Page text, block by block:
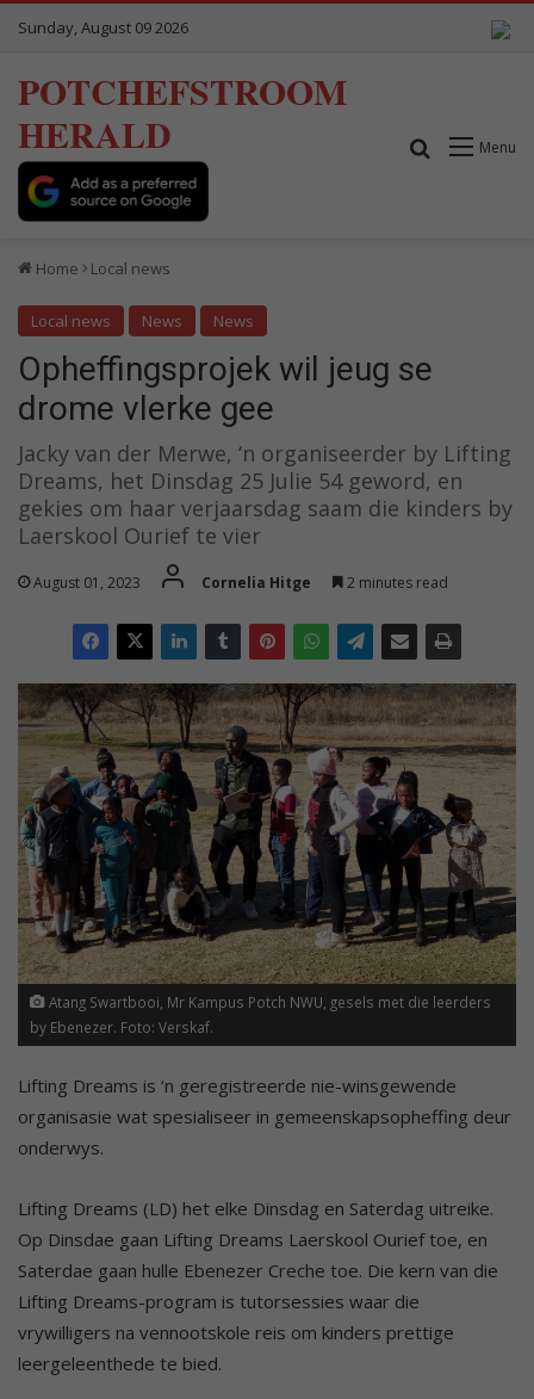
Sunday, August 09 2026
POTCHEFSTROOM
HERALD
Menu
Search for
Home Local news
Local news News News
Opheffingsprojek wil jeug se
drome vlerke gee
Jacky van der Merwe, ‘n organiseerder by Lifting
Dreams, het Dinsdag 25 Julie 54 geword, en
gekies om haar verjaarsdag saam die kinders by
Laerskool Ourief te vier
August 01, 2023 Cornelia Hitge 2 minutes read
Atang Swartbooi, Mr Kampus Potch NWU, gesels met die leerders
by Ebenezer. Foto: Verskaf.
Lifting Dreams is ‘n geregistreerde nie-winsgewende
organisasie wat spesialiseer in gemeenskapsopheffing deur
onderwys.
Lifting Dreams (LD) het elke Dinsdag en Saterdag uitreike.
Op Dinsdae gaan Lifting Dreams Laerskool Ourief toe, en
Saterdae gaan hulle Ebenezer Creche toe. Die kern van die
Lifting Dreams-program is tutorsessies waar die
vrywilligers na vennootskole reis om kinders prettige
leergeleenthede te bied.